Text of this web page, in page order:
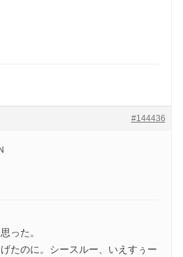
#144436
った。
たのに。シースルー、いえすぅー